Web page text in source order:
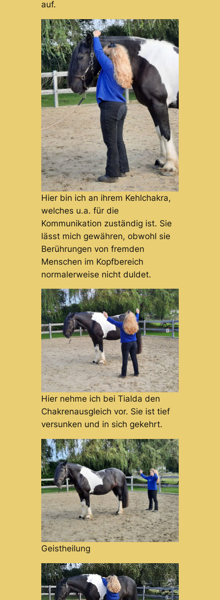
auf.
Hier bin ich an ihrem Kehlchakra,
welches u.a. für die
Kommunikation zuständig ist. Sie
lässt mich gewähren, obwohl sie
Berührungen von fremden
Menschen im Kopfbereich
normalerweise nicht duldet.
Hier nehme ich bei Tialda den
Chakrenausgleich vor. Sie ist tief
versunken und in sich gekehrt.
Geistheilung